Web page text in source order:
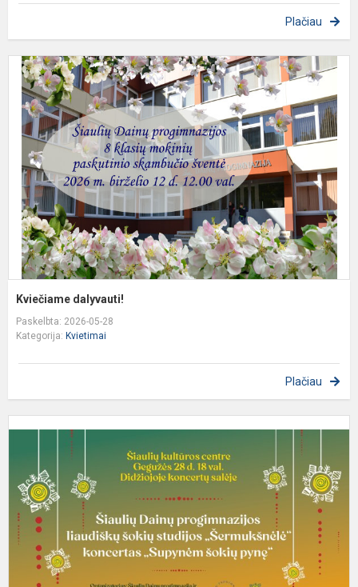
Plačiau
Kviečiame dalyvauti!
Paskelbta: 2026-05-28
Kategorija: Kvietimai
Plačiau